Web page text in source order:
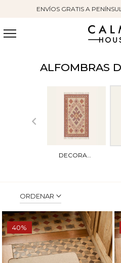
contenido
ENVÍOS GRATIS A
ALFOMBRAS
DECORATIVAS
ORDENAR
40%